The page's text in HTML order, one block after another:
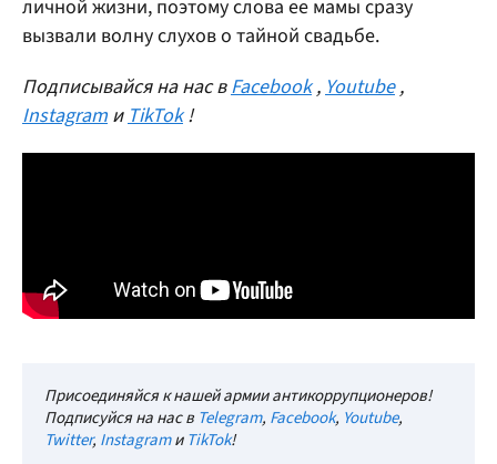
личной жизни, поэтому слова ее мамы сразу
вызвали волну слухов о тайной свадьбе.
Подписывайся на нас вFacebook ,Youtube ,
Instagram иTikTok !
Присоединяйся к нашей армии антикоррупционеров!
Подписуйся на нас в Telegram, Facebook, Youtube,
Twitter, InstagramиTikTok!